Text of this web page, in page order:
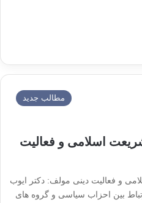
مطالب جدید
اسلامی و فعالیت
و فعالیت دینی مولف: دکتر ایوب
بین احزاب سیاسی و گروه های